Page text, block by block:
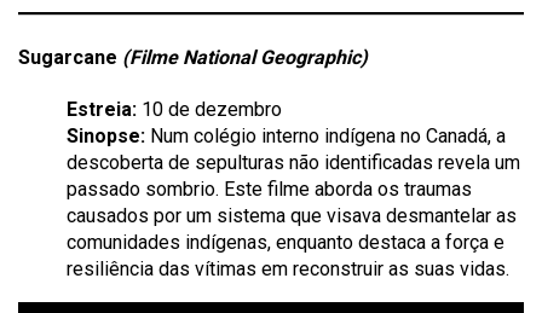
Sugarcane (Filme National Geographic)
Estreia: 10 de dezembro
Sinopse: Num colégio interno indígena no Canadá, a
descoberta de sepulturas não identificadas revela um
passado sombrio. Este filme aborda os traumas
causados por um sistema que visava desmantelar as
comunidades indígenas, enquanto destaca a força e
resiliência das vítimas em reconstruir as suas vidas.